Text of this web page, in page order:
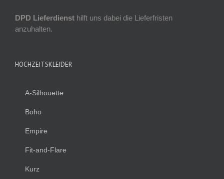
DPD Lieferdienst hilft uns dabei die Lieferfristen
anzuhalten.
HOCHZEITSKLEIDER
A-Silhouette
Boho
Empire
Fit-and-Flare
Kurz